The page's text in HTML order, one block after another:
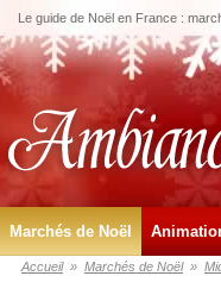
Le guide de Noël en France :
Marchés de Noël
Accueil » Marchés de Noël »